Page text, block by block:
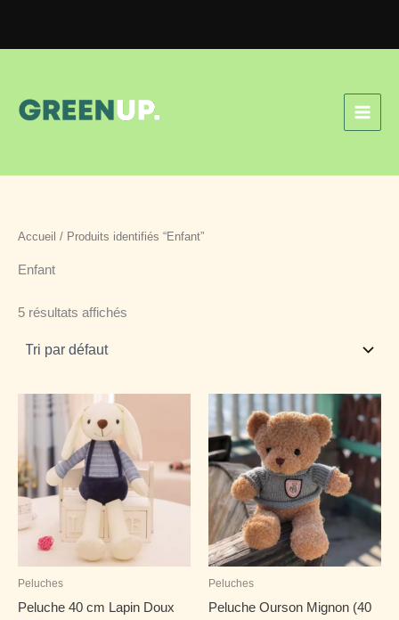
contenu
Accueil / Produits identifiés “Enfant”
Enfant
5 résultats affichés
Peluches
Peluche 40 cm Lapin Doux
Peluches
Peluche Ourson Mignon (40